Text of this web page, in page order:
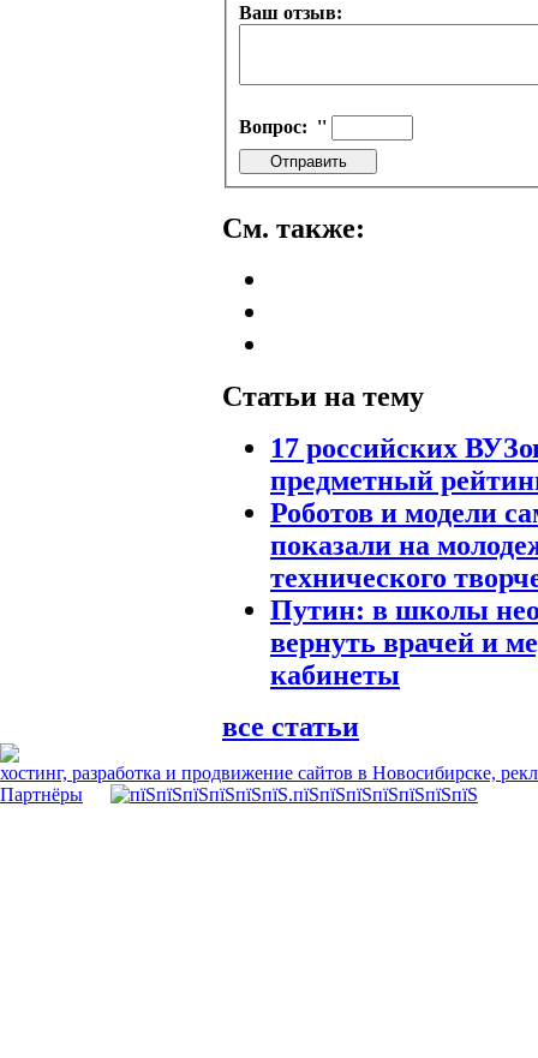
Ваш отзыв:
Вопрос: ''
См. также:
Статьи на тему
17 российских
предметный
Роботов и модели
показали на
технического
Путин: в школы
вернуть врачей и
кабинеты
все статьи
хостинг, разработка и продвижение сайтов в Новосибирске,
Партнёры